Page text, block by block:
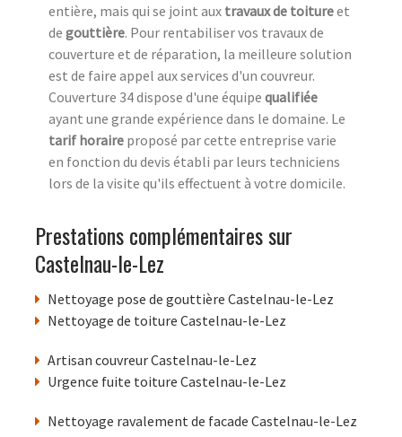
entière, mais qui se joint aux travaux de toitureet
de gouttière. Pour rentabiliser vos travaux de
couverture et de réparation, la meilleure solution
est de faire appel aux services d'un couvreur.
Couverture 34 dispose d'une équipe qualifiée
ayant une grande expérience dans le domaine. Le
tarif horaire proposé par cette entreprise varie
en fonction du devis établi par leurs techniciens
lors de la visite qu'ils effectuent à votre domicile.
Prestations complémentaires sur
Castelnau-le-Lez
Nettoyage pose de gouttière Castelnau-le-Lez
Nettoyage de toiture Castelnau-le-Lez
Artisan couvreur Castelnau-le-Lez
Urgence fuite toiture Castelnau-le-Lez
Nettoyage ravalement de facade Castelnau-le-Lez